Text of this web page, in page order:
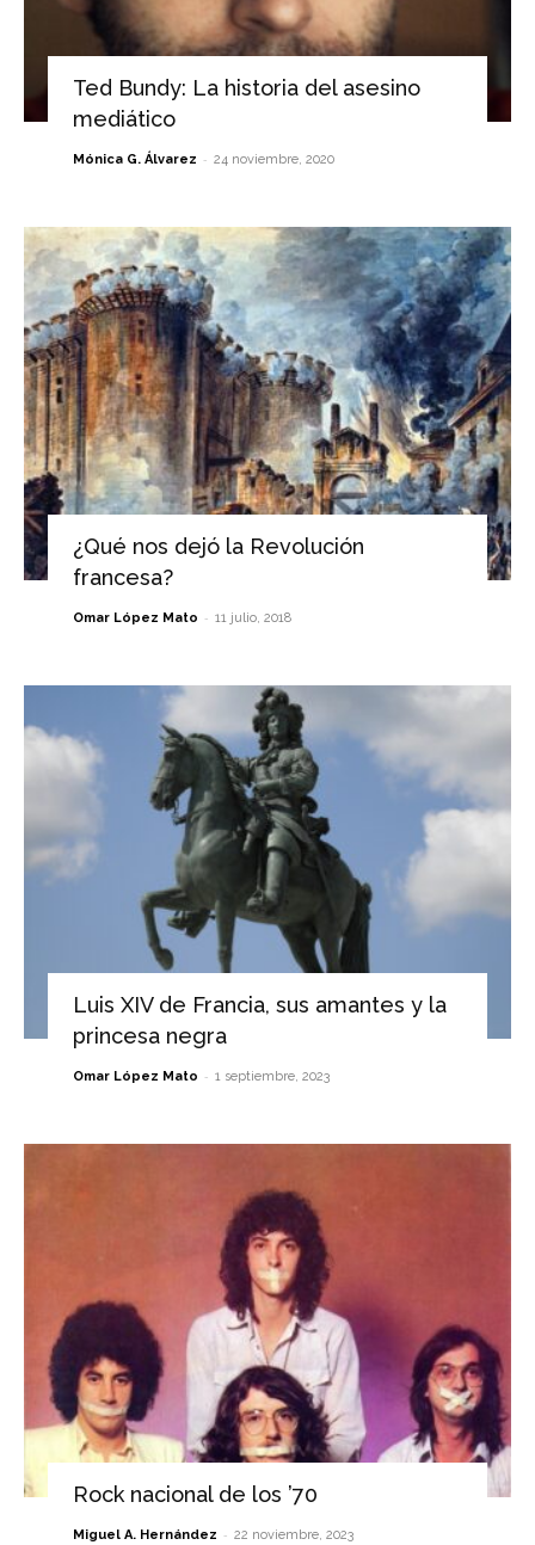
Ted Bundy: La historia del asesino
mediático
Mónica G. Álvarez - 24 noviembre, 2020
¿Qué nos dejó la Revolución
francesa?
Omar López Mato - 11 julio, 2018
Luis XIV de Francia, sus amantes y la
princesa negra
Omar López Mato - 1 septiembre, 2023
Rock nacional de los ’70
Miguel A. Hernández - 22 noviembre, 2023